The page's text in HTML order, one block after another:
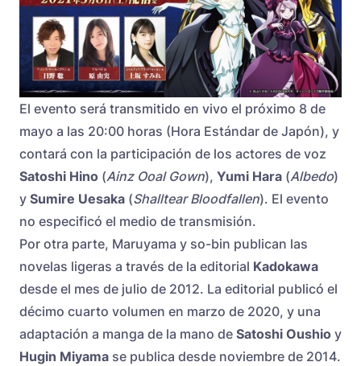
El evento será transmitido en vivo el próximo 8 de
mayo a las 20:00 horas (Hora Estándar de Japón), y
contará con la participación de los actores de voz
Satoshi Hino (Ainz Ooal Gown), Yumi Hara (Albedo)
y Sumire Uesaka (Shalltear Bloodfallen). El evento
no especificó el medio de transmisión.
Por otra parte, Maruyama y so-bin publican las
novelas ligeras a través de la editorial Kadokawa
desde el mes de julio de 2012. La editorial publicó el
décimo cuarto volumen en marzo de 2020, y una
adaptación a manga de la mano de Satoshi Oushio y
Hugin Miyama se publica desde noviembre de 2014.